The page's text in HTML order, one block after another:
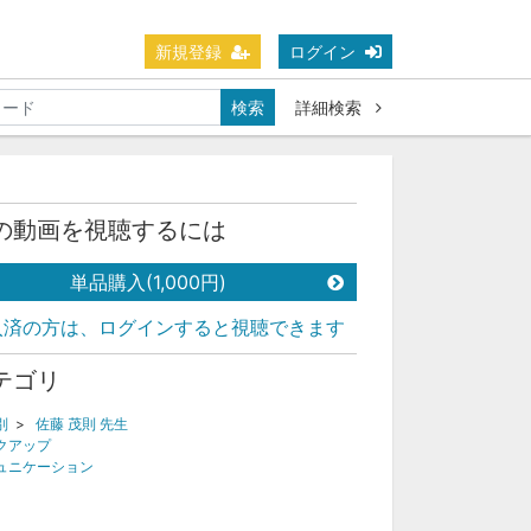
新規登録 ログイン
検索 詳細検索
動画を視聴するには
単品購入(1,000円)
の方は、ログインすると視聴できます
ゴリ
> 佐藤 茂則 先生
アップ
ニケーション